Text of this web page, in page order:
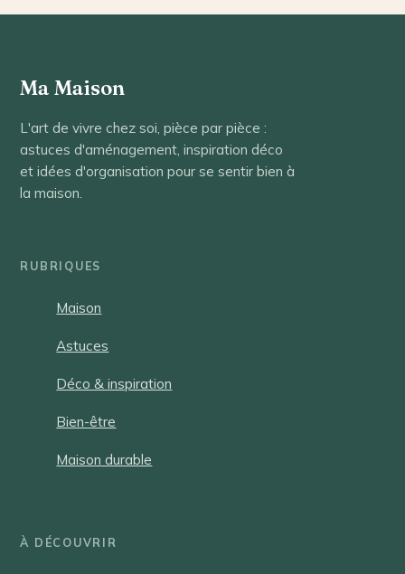
Ma Maison
L'art de vivre chez soi, pièce par pièce :
astuces d'aménagement, inspiration déco
et idées d'organisation pour se sentir bien à
la maison.
RUBRIQUES
Maison
Astuces
Déco & inspiration
Bien-être
Maison durable
À DÉCOUVRIR